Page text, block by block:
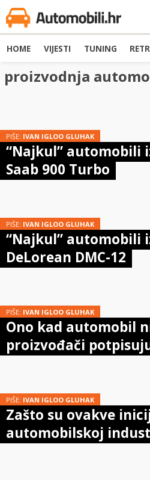
HOME VIJESTI TUNING
proizvodnja
PIŠE: IVAN IGLOO GLUHAK
“Najkul” automobili
Saab 900 Turbo
PIŠE: IVAN IGLOO GLUHAK
“Najkul” automobili
DeLorean DMC-12
PIŠE: IVAN IGLOO GLUHAK
Ono kad automobil
proizvođači
PIŠE: IVAN IGLOO GLUHAK
Zašto su ovakve
automobilskoj